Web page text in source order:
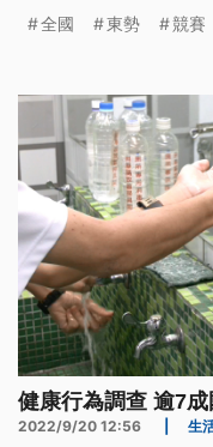
軍。
全國 東勢 競賽
健康行為調查 逾7
2022/9/20 12:56 生